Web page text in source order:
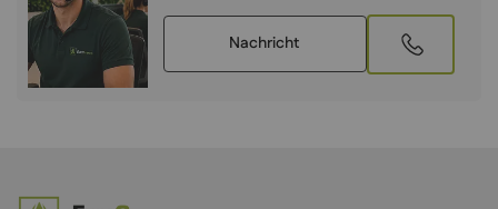
Nachricht